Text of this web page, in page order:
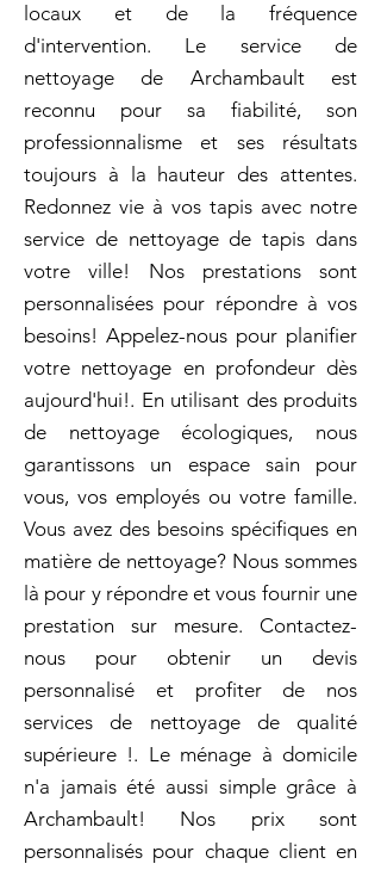
locaux et de la fréquence
d'intervention. Le service de
nettoyage de Archambault est
reconnu pour sa fiabilité, son
professionnalisme et ses résultats
toujours à la hauteur des attentes.
Redonnez vie à vos tapis avec notre
service de nettoyage de tapis dans
votre ville! Nos prestations sont
personnalisées pour répondre à vos
besoins! Appelez-nous pour planifier
votre nettoyage en profondeur dès
aujourd'hui!. En utilisant des produits
de nettoyage écologiques, nous
garantissons un espace sain pour
vous, vos employés ou votre famille.
Vous avez des besoins spécifiques en
matière de nettoyage? Nous sommes
là pour y répondre et vous fournir une
prestation sur mesure. Contactez-
nous pour obtenir un devis
personnalisé et profiter de nos
services de nettoyage de qualité
supérieure !. Le ménage à domicile
n'a jamais été aussi simple grâce à
Archambault! Nos prix sont
personnalisés pour chaque client en